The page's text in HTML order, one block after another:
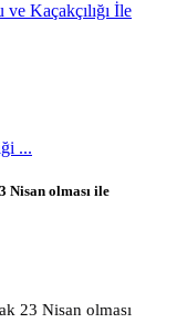
Kaçakçılığı İle
...
Nisan olması ile
23 Nisan olması